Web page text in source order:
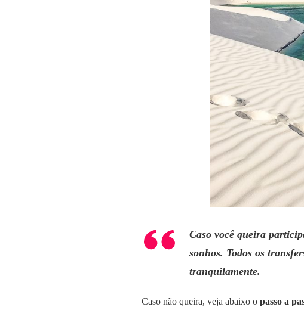
Caso você queira
sonhos. Todos os
tranquilamente.
Caso não queira, veja abaixo o passo a